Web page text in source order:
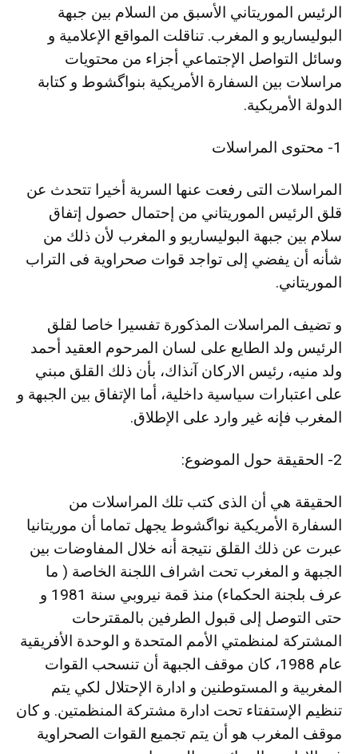
الرئيس الموريتاني الأسبق من السلام بين جبهة
البوليساريو و المغرب. تناقلت المواقع الإعلامية و
وسائل التواصل الإجتماعي أجزاء من محتويات
مراسلات بين السفارة الأمريكية بنواگشوط و كتابة
الدولة الأمريكية.
1- محتوى المراسلات
المراسلات التى رفعت عنها السرية أخيرا تتحدث عن
قلق الرئيس الموريتاني من إحتمال حصول إتفاق
سلام بين جبهة البوليساريو و المغرب لأن ذلك من
شأنه أن يفضي إلى تواجد قوات صحراوية فى التراب
الموريتاني.
و تضيف المراسلات المذكورة تفسيرا خاصا لقلق
الرئيس ولد الطايع على لسان المرحوم العقيد أحمد
ولد منيه، رئيس الاركان آنذاك، بأن ذلك القلق مبني
على اعتبارات سياسية داخلية، أما الإتفاق بين الجبهة و
المغرب فإنه غير وارد على الإطلاق.
2- الحقيقة حول الموضوع:
الحقيقة هي أن الذى كتب تلك المراسلات من
السفارة الأمريكية نواگشوط يجهل تماما أن موريتانيا
عبرت عن ذلك القلق نتيجة أنه خلال المفاوضات بين
الجبهة و المغرب تحت اشراف اللجنة الخاصة ( ما
عرف بلجنة الحكماء) منذ قمة نيروبي سنة 1981 و
حتى التوصل إلى قبول الطرفين بالمقترحات
المشتركة لمنظمتي الأمم المتحدة و الوحدة الأفريقية
عام 1988، كان موقف الجبهة أن تنسحب القوات
المغربية و المستوطنين و ادارة الإحتلال لكي يتم
تنظيم الإستفتاء تحت ادارة مشتركة المنظمتين. و كان
موقف المغرب هو أن يتم تجميع القوات الصحراوية